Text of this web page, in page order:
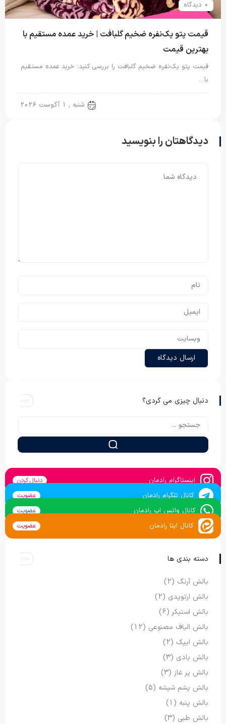
0 دیدگاه
قیمت پتو یک‌نفره ضخیم گلبافت | خرید عمده مستقیم با
بهترین قیمت
قیمت پتو یک‌نفره ضخیم گلبافت را بررسی کنید؛ خرید عمده مستقیم
با…
شنبه , 1 آگوست 2026
دیدگاهتان را بنویسید
دنبال چیزی می گردی؟
اینستاگرام رادمان دنبال کردن
کانال تلگرام رادمان عضویت
کانال واتس اپ رادمان عضویت
کانال ایتا رادمان عضویت
دسته بندی ها
بالش آرنگ (2)
بالش ارتوپدی (2)
بالش استیکر (6)
بالش الیاف مصنوعی (12)
بالش ایپک (2)
بالش بادی (3)
بالش پر غاز (3)
بالش پشم شیشه (5)
بالش پنبه (1)
بالش طبی (3)